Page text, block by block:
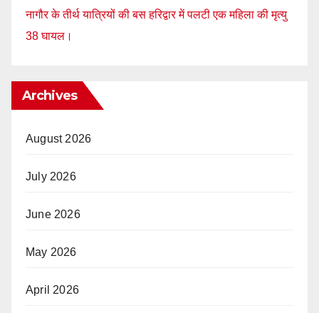
नागौर के तीर्थ यात्रियों की बस हरिद्वार में पलटी एक महिला की मृत्यु
38 घायल।
Archives
August 2026
July 2026
June 2026
May 2026
April 2026